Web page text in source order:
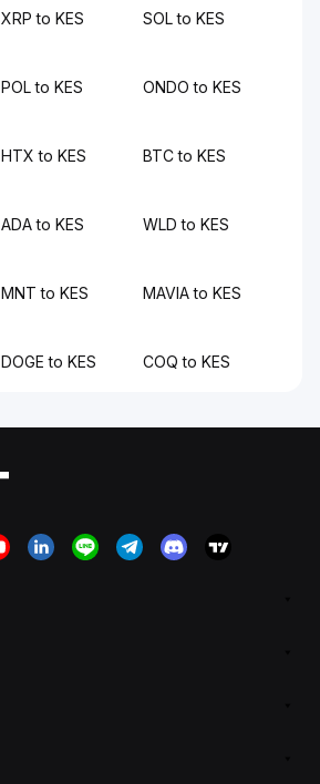
XRP to KES SOL to KES
POL to KES ONDO to KES
HTX to KES BTC to KES
ADA to KES WLD to KES
MNT to KES MAVIA to KES
DOGE to KES COQ to KES